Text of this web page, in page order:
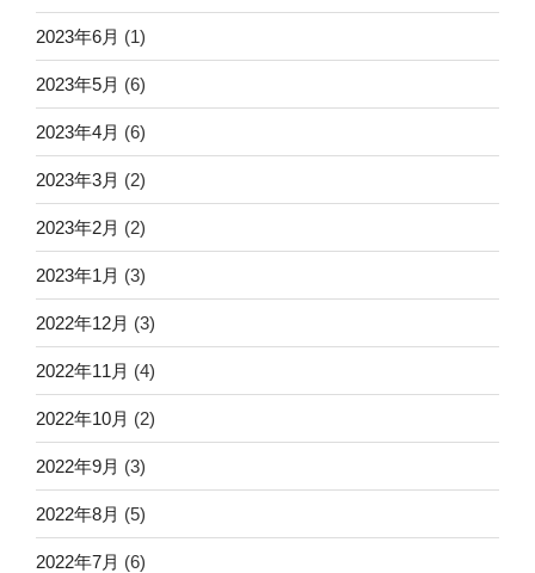
2023年6月 (1)
2023年5月 (6)
2023年4月 (6)
2023年3月 (2)
2023年2月 (2)
2023年1月 (3)
2022年12月 (3)
2022年11月 (4)
2022年10月 (2)
2022年9月 (3)
2022年8月 (5)
2022年7月 (6)